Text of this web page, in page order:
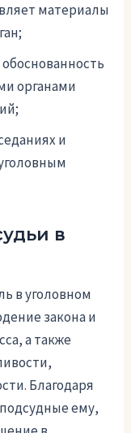
материалы
органами
и
в
в уголовном
закона и
а также
Благодаря
ему,